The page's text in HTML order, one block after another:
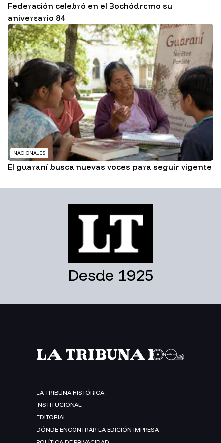
Federación celebró en el Bochódromo su
aniversario 84
NACIONALES
El guaraní busca nuevas voces para seguir vigente
Desde 1925
LA TRIBUNA HISTÓRICA
INSTITUCIONAL
EDITORIAL
DÓNDE ENCONTRAR LA EDICIÓN IMPRESA